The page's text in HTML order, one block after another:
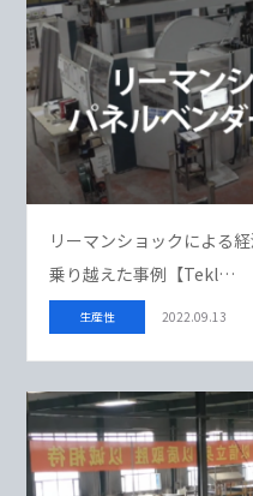
リーマンショックによる
乗り越えた事例【Tekl…
生産性 2022.09.13